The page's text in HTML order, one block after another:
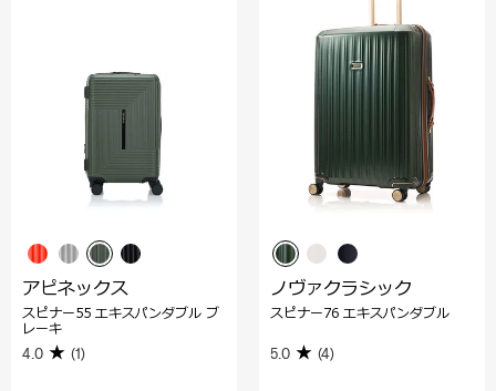
アピネックス
スピナー55 エキスパンダブル ブ
レーキ
4.0 (1)
ノヴァクラシック
スピナー76 エキスパンダブル
5.0 (4)